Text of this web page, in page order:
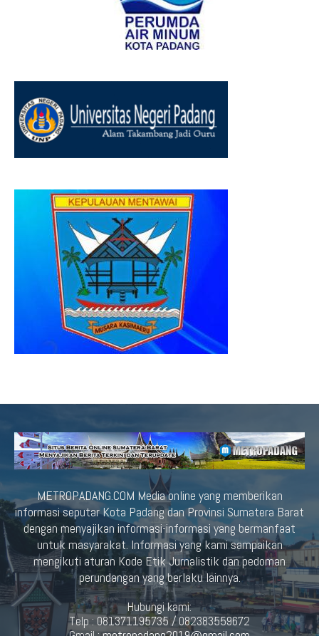
METROPADANG.COM Media online yang memberikan
informasi seputar Kota Padang dan Provinsi Sumatera Barat
dengan menyajikan informasi-informasi yang bermanfaat
untuk masyarakat. Informasi yang kami sampaikan
mengikuti aturan Kode Etik Jurnalistik dan pedoman
perundangan yang berlaku lainnya.
Hubungi kami:
Telp : 081371195735 / 082383559672